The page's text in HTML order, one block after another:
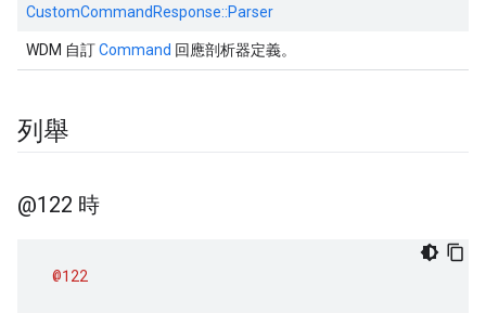
CustomCommandResponse::Parser
WDM 自訂Command 回應剖析器定義。
列舉
@122 時
@122